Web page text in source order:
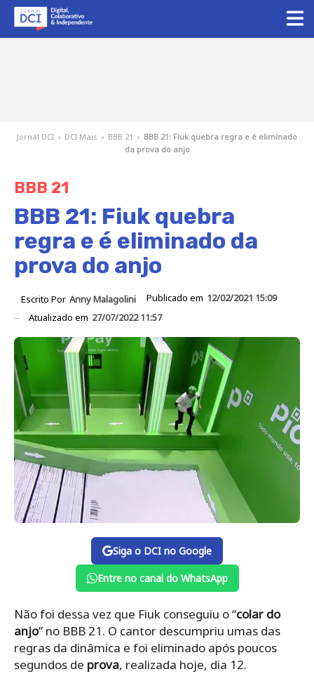
Jornal DCI › DCI Mais › BBB 21 › BBB 21: Fiuk quebra regra e é eliminado
da prova do anjo
BBB 21
BBB 21: Fiuk quebra
regra e é eliminado da
prova do anjo
Escrito Por Anny Malagolini Publicado em 12/02/2021 15:09
Atualizado em 27/07/2022 11:57
Siga o DCI no Google
Entre no canal do WhatsApp
Não foi dessa vez que Fiuk conseguiu o “colar do
anjo” no BBB 21. O cantor descumpriu umas das
regras da dinâmica e foi eliminado após poucos
segundos de prova, realizada hoje, dia 12.